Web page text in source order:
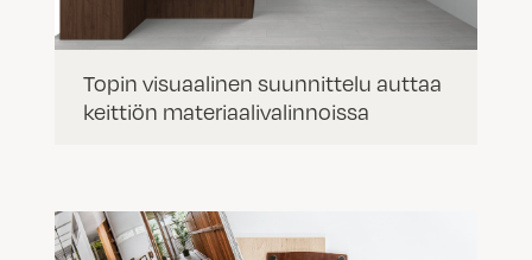
Topin visuaalinen suunnittelu auttaa
keittiön materiaalivalinnoissa